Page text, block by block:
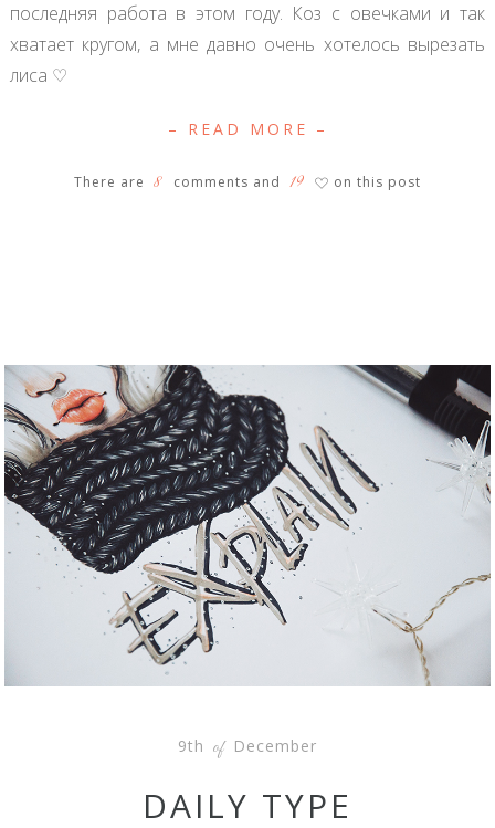
последняя работа в этом году. Коз с овечками и так
хватает кругом, а мне давно очень хотелось вырезать
лиса ♡
– READ MORE –
There are 8 comments and 19 ♡ on this post
9th of December
DAILY TYPE